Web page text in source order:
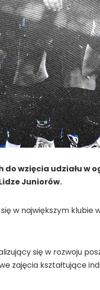
wzięcia udziału w
Juniorów.
w największym
się w rozwoju
zajęcia kształtujące